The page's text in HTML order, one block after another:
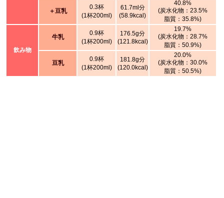
＋豆乳
0.3杯
(1杯200ml)
61.7ml分
(58.9kcal)
40.8%
(炭水化物：23.5%
脂質：35.8%)
飲み物
牛乳
0.9杯
(1杯200ml)
176.5g分
(121.8kcal)
19.7%
(炭水化物：28.7%
脂質：50.9%)
豆乳
0.9杯
(1杯200ml)
181.8g分
(120.0kcal)
20.0%
(炭水化物：30.0%
脂質：50.5%)